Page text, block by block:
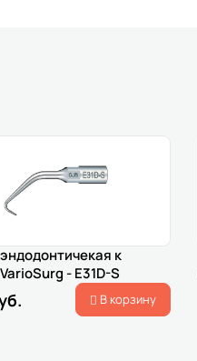
к
- E31D-S
В корзину